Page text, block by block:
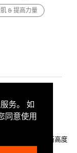
务。 如
同意使用
& 提高力量
能性营养提升到新高度